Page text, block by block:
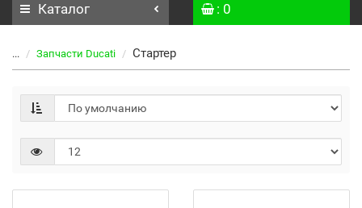
Каталог : 0
... Запчасти Ducati Стартер